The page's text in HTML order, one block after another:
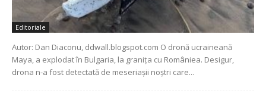
Editoriale
Autor: Dan Diaconu, ddwall.blogspot.com O dronă ucraineană
Maya, a explodat în Bulgaria, la granița cu Româniea. Desigur,
drona n-a fost detectată de meseriașii noștri care...